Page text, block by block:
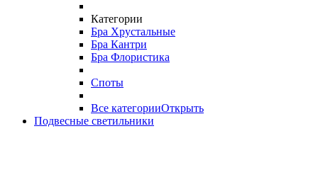
Категории
Бра Хрустальные
Бра Кантри
Бра Флористика
Споты
Все категорииОткрыть
Подвесные светильники